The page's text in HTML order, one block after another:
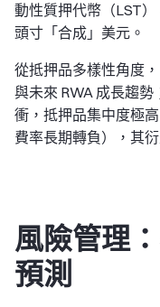
動性質押代幣（LST
頭寸「合成」美元。
從抵押品多樣性角度
與未來 RWA 成長趨
衝，抵押品集中度極
費率長期轉負），其
風險管理
預測